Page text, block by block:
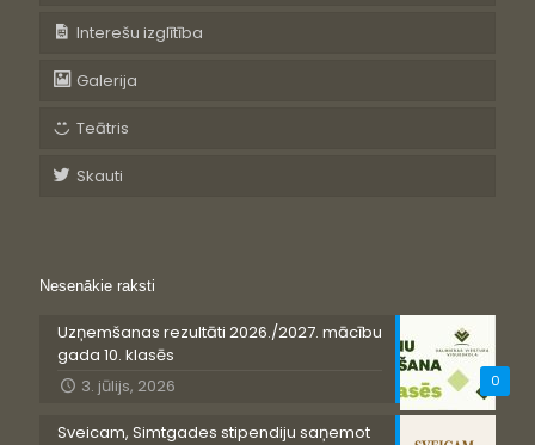
Interešu izglītība
Galerija
Teātris
Skauti
Nesenākie raksti
0
Uzņemšanas rezultāti 2026./2027. mācību
gada 10. klasēs
3. jūlijs, 2026
Sveicam, Simtgades stipendiju saņemot